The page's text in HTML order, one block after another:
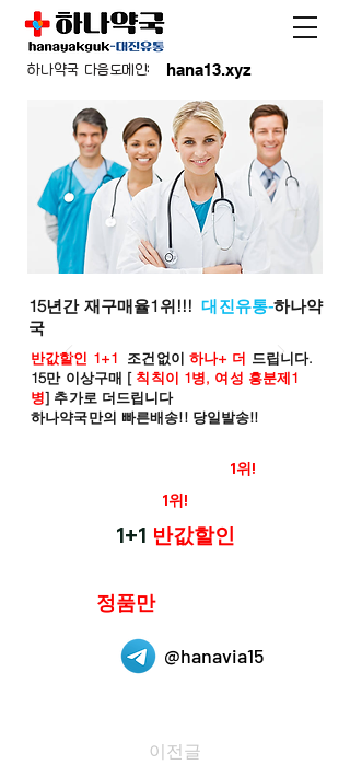
hana13.xyz
하나약국 다음도메인:
15년간 재구매율1위!!!대진유통-하나약
국
반값할인 1+1 조건없이 하나+ 더 드립니다.
15만 이상구매 [ 칙칙이 1병, 여성 흥분제1
병] 추가로 더드립니다
하나약국만의 빠른배송!! 당일발송!!
1위!
1위!
1+1 반값할인
정품만
@hanavia15
이전글